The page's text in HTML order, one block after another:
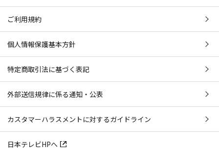
ご利用規約
個人情報保護基本方針
特定商取引法に基づく表記
外部送信規律に係る通知・公表
カスタマーハラスメントに対するガイドライン
日本テレビHPへ